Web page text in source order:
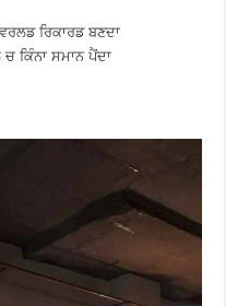
ਰਿਕਾਰਡ ਬਣਦਾ
ਕਿੰਨਾ ਸਮਾਨ ਪੈਂਦਾ